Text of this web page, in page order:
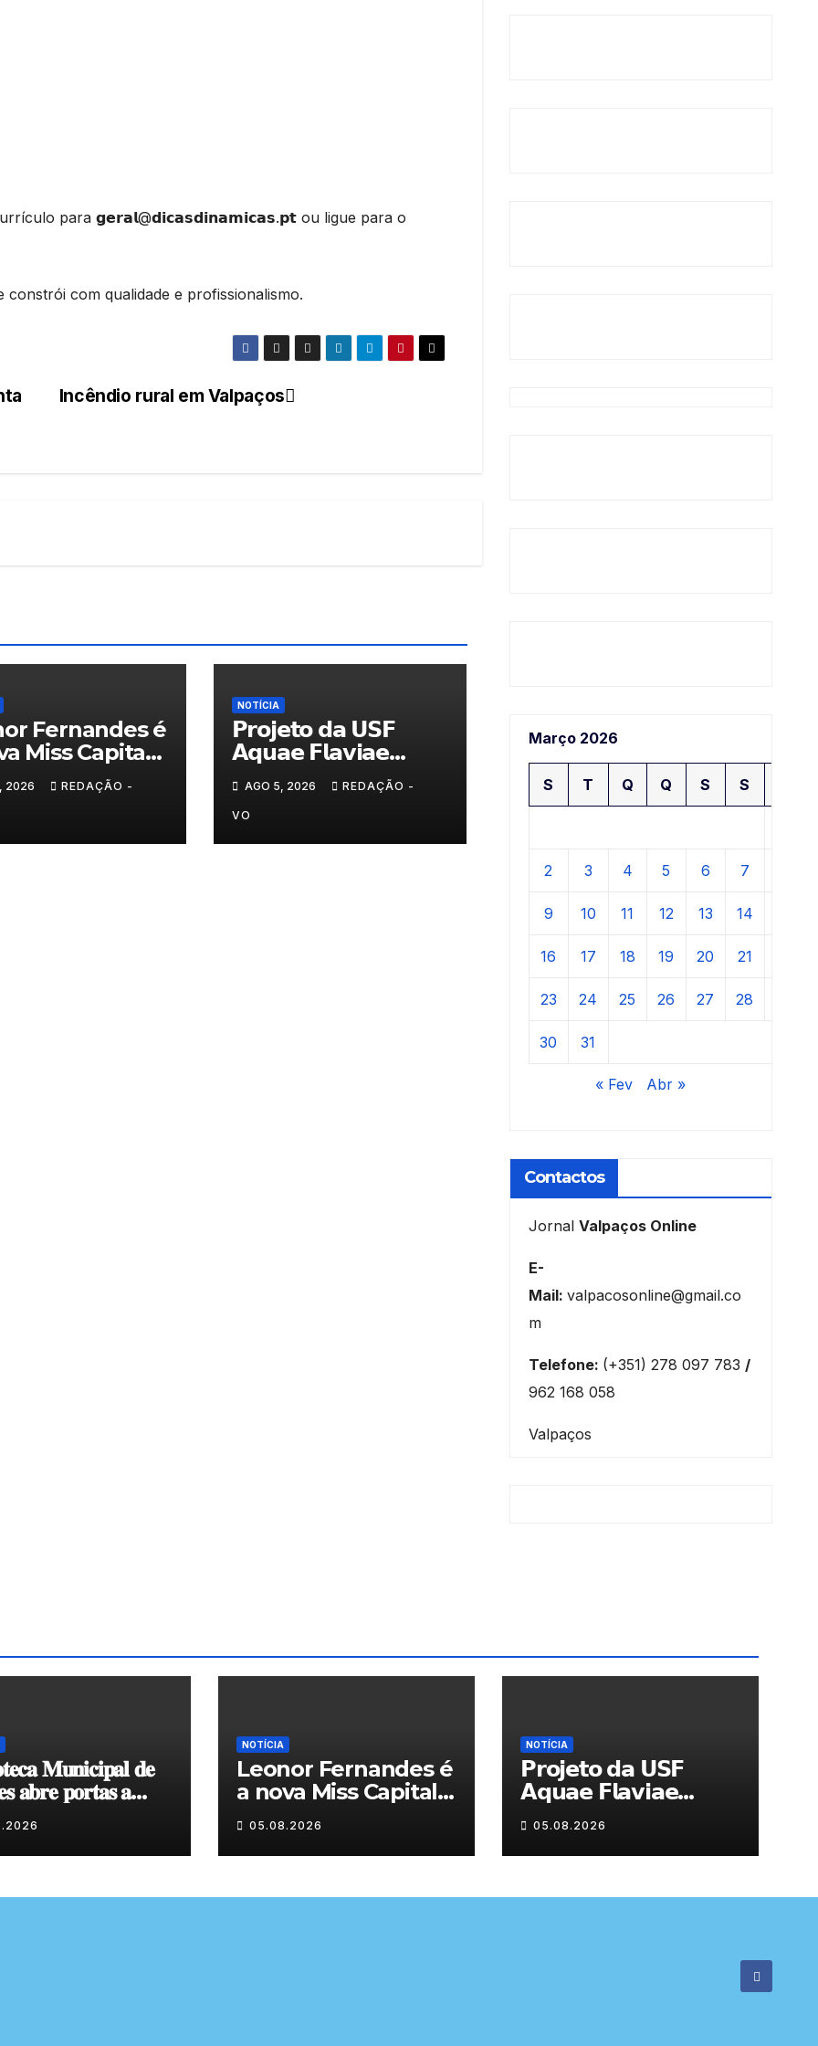
para 𝗴𝗲𝗿𝗮𝗹@𝗱𝗶𝗰𝗮𝘀𝗱𝗶𝗻𝗮𝗺𝗶𝗰𝗮𝘀.𝗽𝘁 ou ligue para o
com qualidade e profissionalismo.
Incêndio rural em Valpaços
Fernandes é
Miss Capital
2026 REDAÇÃO -
NOTÍCIA
𝗣𝗿𝗼𝗷𝗲𝘁𝗼 𝗱𝗮 𝗨𝗦𝗙
𝗔𝗾𝘂𝗮𝗲 𝗙𝗹𝗮𝘃𝗶𝗮𝗲
𝗮𝗷𝘂𝗱𝗮 𝗮 𝗰𝗼𝗻𝘁𝗿𝗼𝗹𝗮𝗿 𝗮
𝗮𝗻𝘀𝗶𝗲𝗱𝗮𝗱𝗲
AGO 5, 2026 REDAÇÃO -
VO
Março 2026
S T Q Q S S
2 3 4 5 6 7
9 10 11 12 13 14
16 17 18 19 20 21
23 24 25 26 27 28
30 31
« Fev Abr »
Contactos
Jornal Valpaços Online
E-
Mail: valpacosonline@gmail.co
m
Telefone: (+351) 278 097 783 /
962 168 058
Valpaços
𝐌𝐮𝐧𝐢𝐜𝐢𝐩𝐚𝐥 𝐝𝐞
𝐚𝐛𝐫𝐞 𝐩𝐨𝐫𝐭𝐚𝐬 𝐚
𝐝𝐞 𝐩𝐢𝐧𝐭𝐮𝐫𝐚
𝐨 𝐦𝐞̂𝐬 𝐝𝐞 𝐚𝐠𝐨𝐬𝐭𝐨
NOTÍCIA
Leonor Fernandes é
a nova Miss Capital
do Granito
05.08.2026
NOTÍCIA
𝗣𝗿𝗼𝗷𝗲𝘁𝗼 𝗱𝗮 𝗨𝗦𝗙
𝗔𝗾𝘂𝗮𝗲 𝗙𝗹𝗮𝘃𝗶𝗮𝗲
𝗮𝗷𝘂𝗱𝗮 𝗮 𝗰𝗼𝗻𝘁𝗿𝗼𝗹𝗮𝗿 𝗮
𝗮𝗻𝘀𝗶𝗲𝗱𝗮𝗱𝗲
05.08.2026